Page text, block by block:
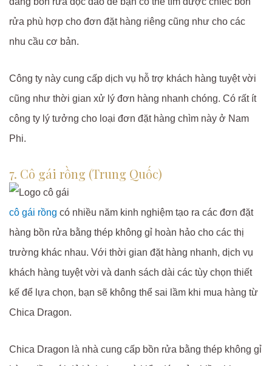
rửa phù hợp cho đơn đặt hàng riêng cũng như cho các
nhu cầu cơ bản.
Công ty này cung cấp dịch vụ hỗ trợ khách hàng tuyệt vời
cũng như thời gian xử lý đơn hàng nhanh chóng. Có rất ít
công ty lý tưởng cho loại đơn đặt hàng chìm này ở Nam
Phi.
7. Cô gái rồng (Trung Quốc)
cô gái rồng có nhiều năm kinh nghiệm tạo ra các đơn đặt
hàng bồn rửa bằng thép không gỉ hoàn hảo cho các thị
trường khác nhau. Với thời gian đặt hàng nhanh, dịch vụ
khách hàng tuyệt vời và danh sách dài các tùy chọn thiết
kế để lựa chọn, bạn sẽ không thể sai lầm khi mua hàng từ
Chica Dragon.
Chica Dragon là nhà cung cấp bồn rửa bằng thép không gỉ